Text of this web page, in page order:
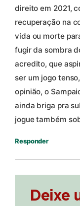
direito em 2021,
recuperação na
vida ou morte
fugir da sombra
acredito, que
ser um jogo
opinião, o
ainda briga pra
jogue também
Responder
Deixe